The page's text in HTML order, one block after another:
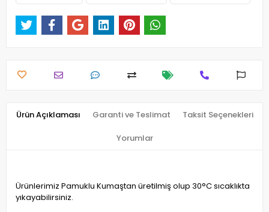
Ürün Açıklaması Garanti ve Teslimat Taksit Seçenekleri
Yorumlar
Ürünlerimiz Pamuklu Kumaştan üretilmiş olup 30°C sıcaklıkta
yıkayabilirsiniz.